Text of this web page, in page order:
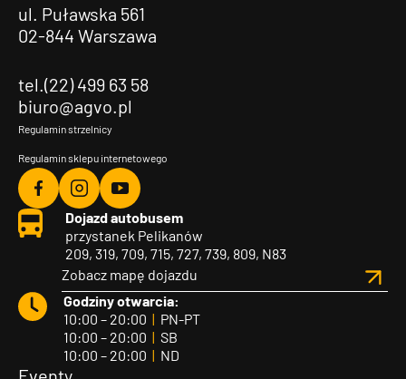
ul. Puławska 561
02-844 Warszawa
tel.(22) 499 63 58
biuro@agvo.pl
Regulamin strzelnicy
Regulamin sklepu internetowego
Agvo
Facebook
Agvo
Instagram
Agvo
YouTube
Dojazd autobusem
przystanek Pelikanów
209, 319, 709, 715, 727, 739, 809, N83
Zobacz mapę dojazdu
Godziny otwarcia:
10:00 – 20:00 | PN-PT
10:00 – 20:00 | SB
10:00 – 20:00 | ND